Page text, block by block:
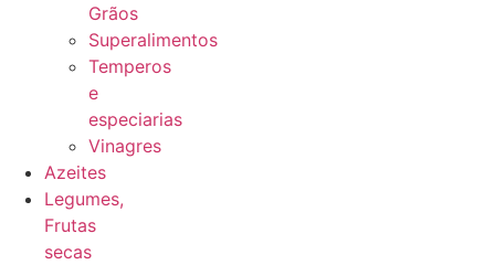
Grãos
Superalimentos
Temperos
e
especiarias
Vinagres
Azeites
Legumes,
Frutas
secas